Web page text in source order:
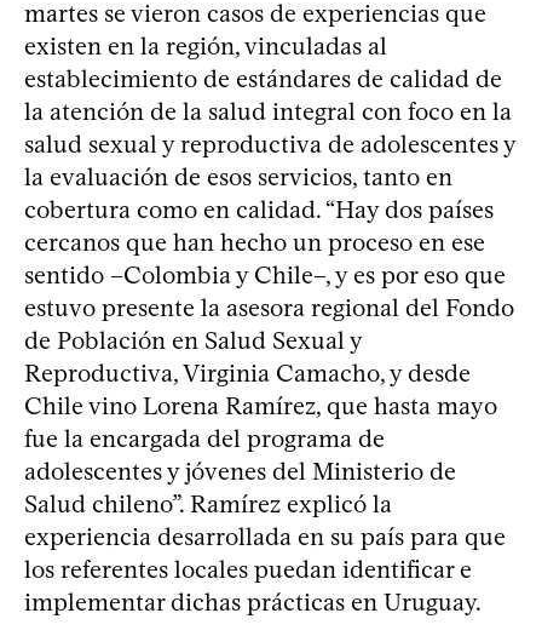
martes se vieron casos de experiencias que
existen en la región, vinculadas al
establecimiento de estándares de calidad de
la atención de la salud integral con foco en la
salud sexual y reproductiva de adolescentes y
la evaluación de esos servicios, tanto en
cobertura como en calidad. “Hay dos países
cercanos que han hecho un proceso en ese
sentido –Colombia y Chile–, y es por eso que
estuvo presente la asesora regional del Fondo
de Población en Salud Sexual y
Reproductiva, Virginia Camacho, y desde
Chile vino Lorena Ramírez, que hasta mayo
fue la encargada del programa de
adolescentes y jóvenes del Ministerio de
Salud chileno”. Ramírez explicó la
experiencia desarrollada en su país para que
los referentes locales puedan identificar e
implementar dichas prácticas en Uruguay.